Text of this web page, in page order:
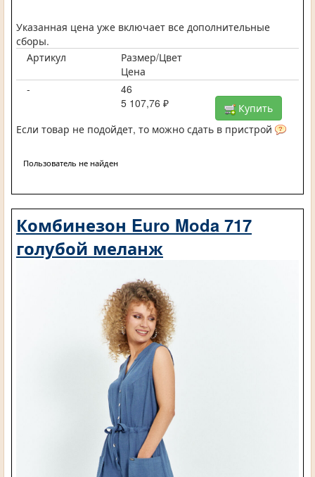
Указанная цена уже включает все дополнительные
сборы.
Артикул
Размер/Цвет
Цена
-
46
5 107,76 ₽
Купить
Если товар не подойдет, то можно сдать в пристрой
Пользователь не найден
Комбинезон Euro Moda 717
голубой меланж